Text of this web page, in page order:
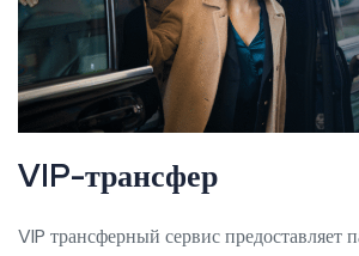
VIP-трансфер
VIP трансферный сервис предоставляет